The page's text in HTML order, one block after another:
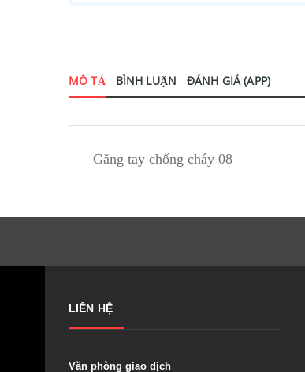
MÔ TẢ BÌNH LUẬN ĐÁNH GIÁ (APP)
Găng tay chống cháy 08
LIÊN HỆ
Văn phòng giao dịch